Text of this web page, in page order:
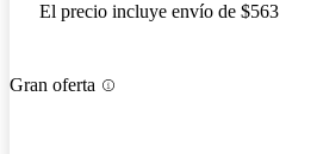
El precio incluye envío de $563
Gran oferta